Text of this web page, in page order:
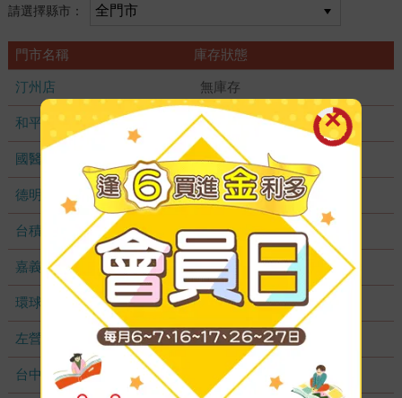
請選擇縣市：
門市名稱 庫存狀態
汀州店 無庫存
和平店 無庫存
國醫加盟店 無庫存
德明加盟店 無庫存
台積店 無庫存
嘉義耐斯店 無庫存
環球店 無庫存
左營店 無庫存
台中秀泰店 無庫存